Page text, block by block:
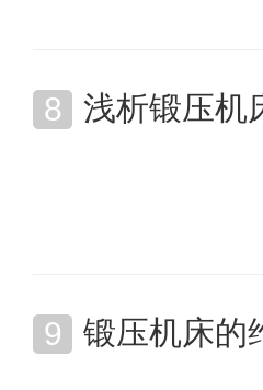
浅析锻压机
锻压机床的